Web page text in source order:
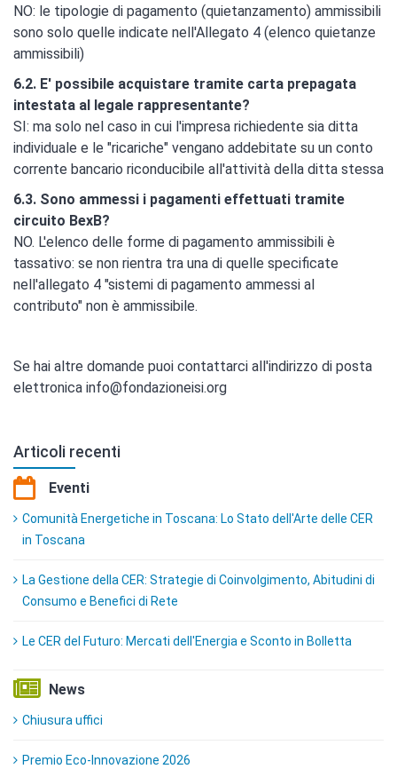
NO: le tipologie di pagamento (quietanzamento) ammissibili
sono solo quelle indicate nell'Allegato 4 (elenco quietanze
ammissibili)
6.2. E' possibile acquistare tramite carta prepagata
intestata al legale rappresentante?
SI: ma solo nel caso in cui l'impresa richiedente sia ditta
individuale e le "ricariche" vengano addebitate su un conto
corrente bancario riconducibile all'attività della ditta stessa
6.3. Sono ammessi i pagamenti effettuati tramite
circuito BexB?
NO. L'elenco delle forme di pagamento ammissibili è
tassativo: se non rientra tra una di quelle specificate
nell'allegato 4 "sistemi di pagamento ammessi al
contributo" non è ammissibile.
Se hai altre domande puoi contattarci all'indirizzo di posta
elettronica info@fondazioneisi.org
Articoli recenti
Eventi
Comunità Energetiche in Toscana: Lo Stato dell'Arte delle CER
in Toscana
La Gestione della CER: Strategie di Coinvolgimento, Abitudini di
Consumo e Benefici di Rete
Le CER del Futuro: Mercati dell'Energia e Sconto in Bolletta
News
Chiusura uffici
Premio Eco-Innovazione 2026